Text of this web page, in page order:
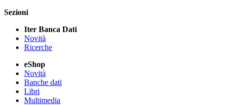
Sezioni
Iter Banca Dati
Novità
Ricerche
eShop
Novità
Banche dati
Libri
Multimedia